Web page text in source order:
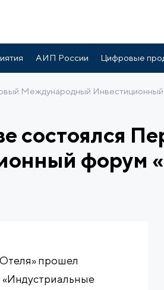
АИП России Цифровые
Международный
состоялся
форум
Отеля» прошел